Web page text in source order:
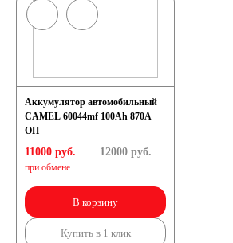
Аккумулятор автомобильный
CAMEL 60044mf 100Ah 870A
ОП
11000 руб.
при обмене
12000руб.
В корзину
Купить в 1 клик